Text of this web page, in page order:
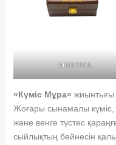
упаковка
«Күміс Мұра» жиынтығы
Жоғары сынамалы күміс,
және венге түстес
сыйлықтың бейнесін